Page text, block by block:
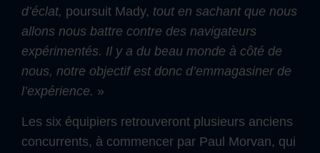
d’éclat, poursuit Mady, tout en sachant que nous
allons nous battre contre des navigateurs
expérimentés. Il y a du beau monde à côté de
nous, notre objectif est donc d’emmagasiner de
l’expérience. »
Les six équipiers retrouveront plusieurs anciens
concurrents, à commencer par Paul Morvan, qui